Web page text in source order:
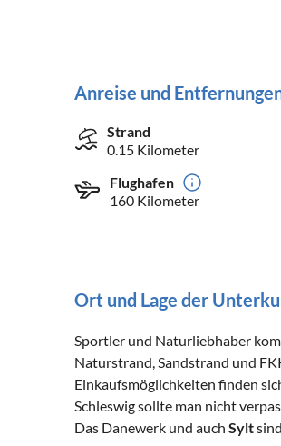
Anreise und
Strand
0.15 Kilometer
Flughafen
160 Kilometer
Ort und Lage der
Sportler und Naturliebhaber
Naturstrand, Sandstrand und
Einkaufsmöglichkeiten finden
Schleswig sollte man nicht
Das Danewerk und auch Sylt